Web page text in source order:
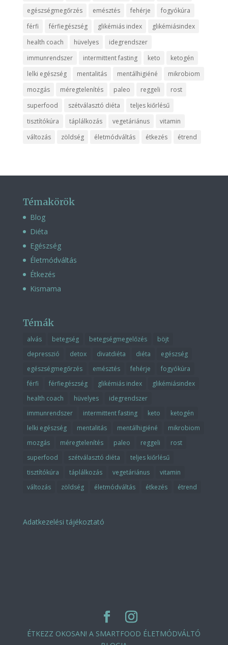
egészségmegőrzés
emésztés fehérje
fogyókúra
férfi
férfiegészség glikémiás index
glikémiásindex
health coach
hüvelyes
idegrendszer
immunrendszer
intermittent fasting keto
ketogén
lelki egészség
mentalitás mentálhigiéné
mikrobiom
mozgás
méregtelenítés paleo reggeli
rost
superfood
szétválasztó diéta
teljes kiőrlésű
tisztítókúra
táplálkozás vegetáriánus
vitamin
változás
zöldség életmódváltás étkezés étrend
Témakörök
Blog
Diéta
Egészség
Életmódváltás
Étkezés
Kismama
Témák
alvás betegség betegségmegelőzés
böjt
depresszió
detox divatdiéta diéta
egészség
egészségmegőrzés
emésztés fehérje
fogyókúra
férfi
férfiegészség glikémiás index
glikémiásindex
health coach
hüvelyes
idegrendszer
immunrendszer
intermittent fasting keto
ketogén
lelki egészség
mentalitás mentálhigiéné
mikrobiom
mozgás
méregtelenítés paleo reggeli
rost
superfood
szétválasztó diéta
teljes kiőrlésű
tisztítókúra
táplálkozás vegetáriánus
vitamin
változás
zöldség életmódváltás étkezés étrend
Adatkezelési tájékoztató
ÉTKEZZ OKOSAN! A SMARTFOOD ÉLETMÓDVÁLTÓ